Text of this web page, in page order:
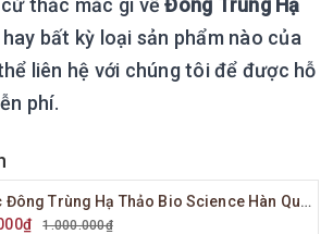
thắc mắc gì vềĐông Trùng Hạ
hay bất kỳ loại sản phẩm nào của
liên hệ với chúng tôi để được hỗ
phí.
Nước Đông Trùng Hạ Thảo Bio Science Hàn Quốc Hộp Vàng 20 Ống x 20ml
1.000.000₫